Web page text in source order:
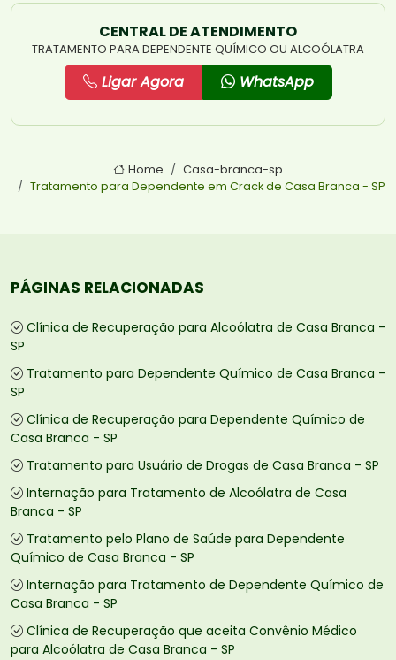
CENTRAL DE ATENDIMENTO
TRATAMENTO PARA DEPENDENTE QUÍMICO OU ALCOÓLATRA
Ligar Agora WhatsApp
Home
Casa-branca-sp
Tratamento para Dependente em Crack de Casa Branca - SP
PÁGINAS RELACIONADAS
Clínica de Recuperação para Alcoólatra de Casa Branca -
SP
Tratamento para Dependente Químico de Casa Branca -
SP
Clínica de Recuperação para Dependente Químico de
Casa Branca - SP
Tratamento para Usuário de Drogas de Casa Branca - SP
Internação para Tratamento de Alcoólatra de Casa
Branca - SP
Tratamento pelo Plano de Saúde para Dependente
Químico de Casa Branca - SP
Internação para Tratamento de Dependente Químico de
Casa Branca - SP
Clínica de Recuperação que aceita Convênio Médico
para Alcoólatra de Casa Branca - SP